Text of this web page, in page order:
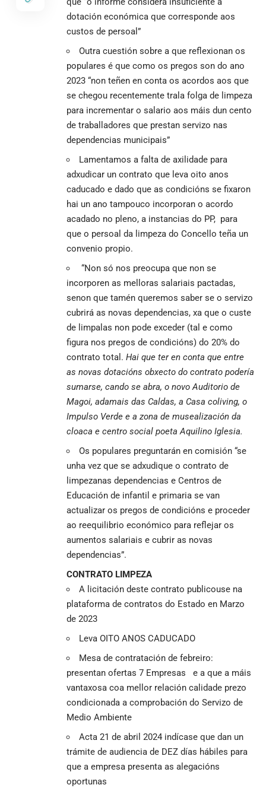
dotación económica que corresponde aos
custos de persoal”
Outra cuestión sobre a que reflexionan os
populares é que como os pregos son do ano
2023 “non teñen en conta os acordos aos que
se chegou recentemente trala folga de limpeza
para incrementar o salario aos máis dun cento
de traballadores que prestan servizo nas
dependencias municipais”
Lamentamos a falta de axilidade para
adxudicar un contrato que leva oito anos
caducado e dado que as condicións se fixaron
hai un ano tampouco incorporan o acordo
acadado no pleno, a instancias do PP, para
que o persoal da limpeza do Concello teña un
convenio propio.
“Non só nos preocupa que non se
incorporen as melloras salariais pactadas,
senon que tamén queremos saber se o servizo
cubrirá as novas dependencias, xa que o custe
de limpalas non pode exceder (tal e como
figura nos pregos de condicións) do 20% do
contrato total. Hai que ter en conta que entre
as novas dotacións obxecto do contrato podería
sumarse, cando se abra, o novo Auditorio de
Magoi, adamais das Caldas, a Casa coliving, o
Impulso Verde e a zona de musealización da
cloaca e centro social poeta Aquilino Iglesia.
Os populares preguntarán en comisión “se
unha vez que se adxudique o contrato de
limpezanas dependencias e Centros de
Educación de infantil e primaria se van
actualizar os pregos de condicións e proceder
ao reequilibrio económico para reflejar os
aumentos salariais e cubrir as novas
dependencias”.
CONTRATO LIMPEZA
A licitación deste contrato publicouse na
plataforma de contratos do Estado en Marzo
de 2023
Leva OITO ANOS CADUCADO
Mesa de contratación de febreiro:
presentan ofertas 7 Empresas e a que a máis
vantaxosa coa mellor relación calidade prezo
condicionada a comprobación do Servizo de
Medio Ambiente
Acta 21 de abril 2024 indícase que dan un
trámite de audiencia de DEZ días hábiles para
que a empresa presenta as alegacións
oportunas